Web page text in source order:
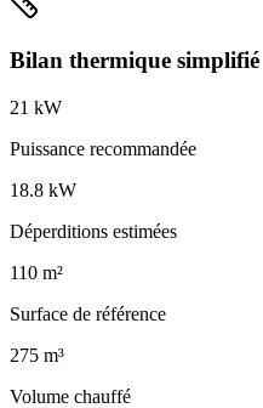
Bilan thermique simplifié
21 kW
Puissance recommandée
18.8 kW
Déperditions estimées
110 m²
Surface de référence
275 m³
Volume chauffé